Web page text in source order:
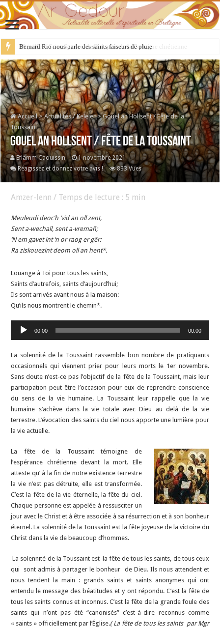
Bernard Rio nous parle des saints faiseurs de pluie
Accueil > Actualités / Keleier > Gouel an Hollsent / Fête de la
Toussaint
Gouel an Hollsent / Fête de la Toussaint
Eflamm Caouissin
1 novembre 2021
Réagissez et donnez votre avis !
833 Vues
Amzer-lenn / Temps de lecture : 5 min
Meuleudi deoc’h ‘vid an oll zent,
Sent a-wechall, sent a-vremañ;
‘N em gavet int ‘n or raog er gêr:
Ra ziskouezint deom oll an hent*.
Louange à Toi pour tous les saints,
Saints d’autrefois, saints d’aujourd’hui;
Ils sont arrivés avant nous à la maison:
Qu’ils nous montrent le chemin*.
Lecteur
audio
00:00 00:00
La solennité de la Toussaint rassemble bon nombre de pratiquants
occasionnels qui viennent prier pour leurs morts le 1er novembre.
Sans doute n’est-ce pas l’objectif de la fête de la Toussaint, mais leur
participation peut être l’occasion pour eux de reprendre conscience
du sens de la vie humaine. La Toussaint leur rappelle que la vie
humaine s’achève dans la vie totale avec Dieu au delà de la vie
terrestre. L’évocation des saints du ciel nous apporte une lumière pour
la vie actuelle.
La fête de la Toussaint témoigne de
l’espérance chrétienne devant la mort. Elle
atteste qu’ à la fin de notre existence terrestre
la vie n’est pas détruite, elle est transformée.
C’est la fête de la vie éternelle, la fête du ciel.
Chaque personne est appelée à ressusciter un
jour avec le Christ et à être associée à sa résurrection et à son bonheur
éternel. La solennité de la Toussaint est la fête joyeuse de la victoire du
Christ dans la vie de beaucoup d’hommes.
La solennité de la Toussaint est la fête de tous les saints, de tous ceux
qui sont admis à partager le bonheur de Dieu. Ils nous attendent et
nous tendent la main : grands saints et saints anonymes qui ont
entendu le message des béatitudes et y ont répondu. C’est la fête de
tous les saints connus et inconnus. C’est la fête de la grande foule des
saints qui n’ont pas été “canonisés” c’est-à-dire reconnus comme
« saints » officiellement par l’Église.( La fête de tous les saints par Mgr